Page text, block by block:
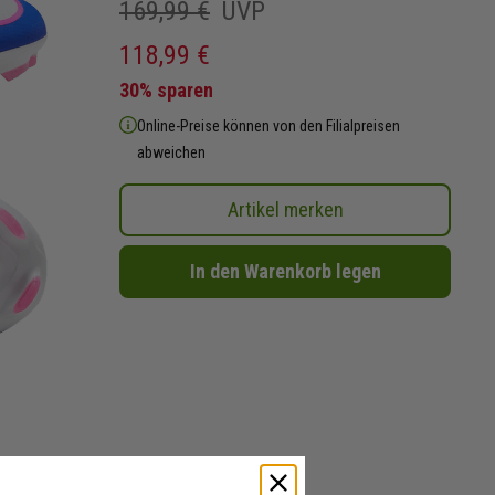
169,99 € UVP
118,99 €
30% sparen
Online-Preise können von den Filialpreisen
abweichen
Artikel merken
In den Warenkorb legen